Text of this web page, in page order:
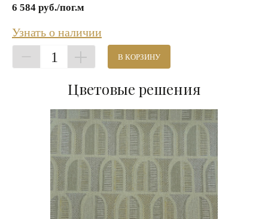
6 584 руб./пог.м
Узнать о наличии
1 В КОРЗИНУ
Цветовые решения